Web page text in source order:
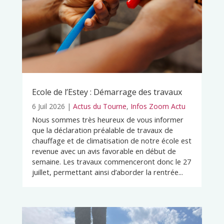
Ecole de l’Estey : Démarrage des travaux
6 Juil 2026 | Actus du Tourne, Infos Zoom Actu
Nous sommes très heureux de vous informer
que la déclaration préalable de travaux de
chauffage et de climatisation de notre école est
revenue avec un avis favorable en début de
semaine. Les travaux commenceront donc le 27
juillet, permettant ainsi d’aborder la rentrée...